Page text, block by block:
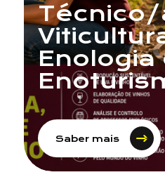
Técnico/
Enologia
Saber mais